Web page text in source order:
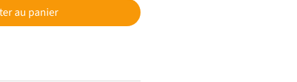
au panier